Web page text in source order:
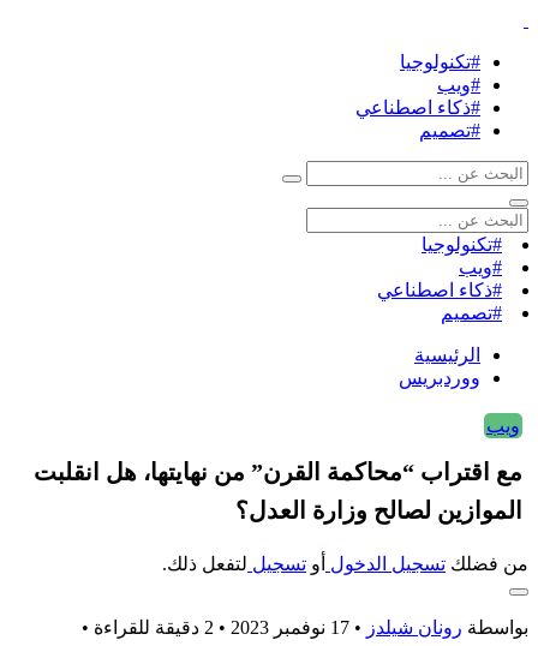
#تكنولوجيا
#ويب
#ذكاء اصطناعي
#تصميم
#تكنولوجيا
#ويب
#ذكاء اصطناعي
#تصميم
الرئيسية
ووردبريس
ويب
مع اقتراب “محاكمة القرن” من نهايتها، هل انقلبت
الموازين لصالح وزارة العدل؟
من فضلك تسجيل الدخول أو تسجيل لتفعل ذلك.
بواسطة رونان شيلدز • 17 نوفمبر 2023 • 2 دقيقة للقراءة •